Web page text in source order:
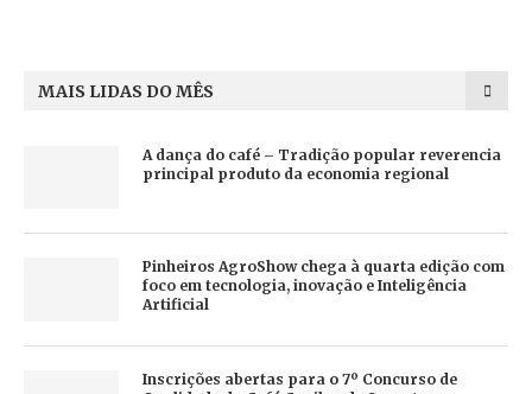
MAIS LIDAS DO MÊS
A dança do café – Tradição popular reverencia
principal produto da economia regional
Pinheiros AgroShow chega à quarta edição com
foco em tecnologia, inovação e Inteligência
Artificial
Inscrições abertas para o 7º Concurso de